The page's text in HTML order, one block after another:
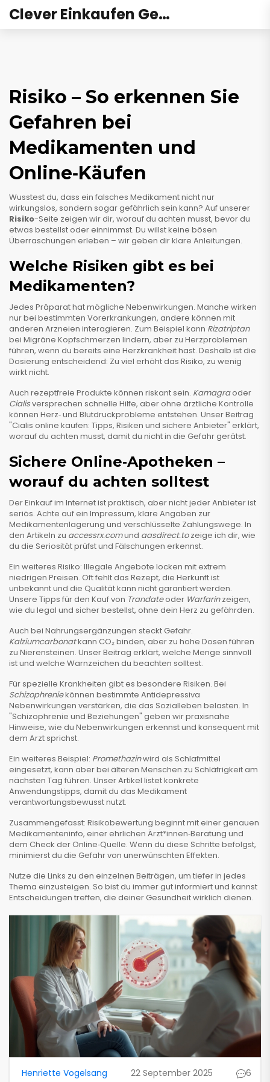
Clever Einkaufen Gesundheit
Risiko – So erkennen Sie
Gefahren bei
Medikamenten und
Online‑Käufen
Wusstest du, dass ein falsches Medikament nicht nur
wirkungslos, sondern sogar gefährlich sein kann? Auf unserer
Risiko-Seite zeigen wir dir, worauf du achten musst, bevor du
etwas bestellst oder einnimmst. Du willst keine bösen
Überraschungen erleben – wir geben dir klare Anleitungen.
Welche Risiken gibt es bei
Medikamenten?
Jedes Präparat hat mögliche Nebenwirkungen. Manche wirken
nur bei bestimmten Vorerkrankungen, andere können mit
anderen Arzneien interagieren. Zum Beispiel kann Rizatriptan
bei Migräne Kopfschmerzen lindern, aber zu Herzproblemen
führen, wenn du bereits eine Herzkrankheit hast. Deshalb ist die
Dosierung entscheidend: Zu viel erhöht das Risiko, zu wenig
wirkt nicht.
Auch rezeptfreie Produkte können riskant sein. Kamagraoder
Cialisversprechen schnelle Hilfe, aber ohne ärztliche Kontrolle
können Herz‑ und Blutdruckprobleme entstehen. Unser Beitrag
"Cialis online kaufen: Tipps, Risiken und sichere Anbieter" erklärt,
worauf du achten musst, damit du nicht in die Gefahr gerätst.
Sichere Online‑Apotheken –
worauf du achten solltest
Der Einkauf im Internet ist praktisch, aber nicht jeder Anbieter ist
seriös. Achte auf ein Impressum, klare Angaben zur
Medikamentenlagerung und verschlüsselte Zahlungswege. In
den Artikeln zu accessrx.comund aasdirect.tozeige ich dir, wie
du die Seriosität prüfst und Fälschungen erkennst.
Ein weiteres Risiko: Illegale Angebote locken mit extrem
niedrigen Preisen. Oft fehlt das Rezept, die Herkunft ist
unbekannt und die Qualität kann nicht garantiert werden.
Unsere Tipps für den Kauf von Trandateoder Warfarinzeigen,
wie du legal und sicher bestellst, ohne dein Herz zu gefährden.
Auch bei Nahrungsergänzungen steckt Gefahr.
Kalziumcarbonatkann CO₂ binden, aber zu hohe Dosen führen
zu Nierensteinen. Unser Beitrag erklärt, welche Menge sinnvoll
ist und welche Warnzeichen du beachten solltest.
Für spezielle Krankheiten gibt es besondere Risiken. Bei
Schizophreniekönnen bestimmte Antidepressiva
Nebenwirkungen verstärken, die das Sozialleben belasten. In
"Schizophrenie und Beziehungen" geben wir praxisnahe
Hinweise, wie du Nebenwirkungen erkennst und konsequent mit
dem Arzt sprichst.
Ein weiteres Beispiel: Promethazinwird als Schlafmittel
eingesetzt, kann aber bei älteren Menschen zu Schläfrigkeit am
nächsten Tag führen. Unser Artikel listet konkrete
Anwendungstipps, damit du das Medikament
verantwortungsbewusst nutzt.
Zusammengefasst: Risikobewertung beginnt mit einer genauen
Medikamenteninfo, einer ehrlichen Ärzt*innen‑Beratung und
dem Check der Online‑Quelle. Wenn du diese Schritte befolgst,
minimierst du die Gefahr von unerwünschten Effekten.
Nutze die Links zu den einzelnen Beiträgen, um tiefer in jedes
Thema einzusteigen. So bist du immer gut informiert und kannst
Entscheidungen treffen, die deiner Gesundheit wirklich dienen.
Henriette Vogelsang 22 September 2025 6